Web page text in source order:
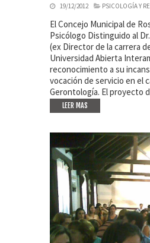
19/12/2012 PSICOLOGÍA Y
El Concejo Municipal de
Psicólogo Distinguido al
(ex Director de la carrera
Universidad Abierta
reconocimiento a su
vocación de servicio en el
Gerontología. El proyecto
LEER MAS